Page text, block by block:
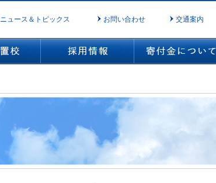
ニュース＆トピックス お問い合わせ 交通案内